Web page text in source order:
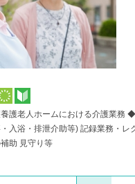
護老人ホームにおける介護業務
入浴・排泄介助等) 記録業務・レ
助 見守り等